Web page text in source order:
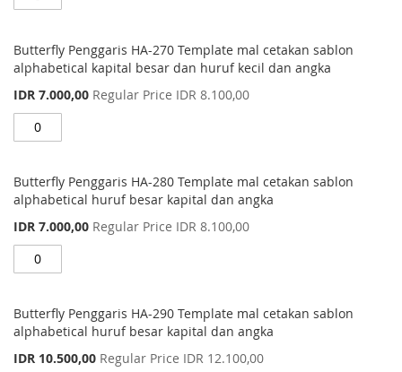
Butterfly Penggaris HA-270 Template mal cetakan sablon
alphabetical kapital besar dan huruf kecil dan angka
Special
Price
IDR 7.000,00 Regular Price IDR 8.100,00
Butterfly Penggaris HA-280 Template mal cetakan sablon
alphabetical huruf besar kapital dan angka
Special
Price
IDR 7.000,00 Regular Price IDR 8.100,00
Butterfly Penggaris HA-290 Template mal cetakan sablon
alphabetical huruf besar kapital dan angka
Special
IDR 10.500,00 Regular Price IDR 12.100,00